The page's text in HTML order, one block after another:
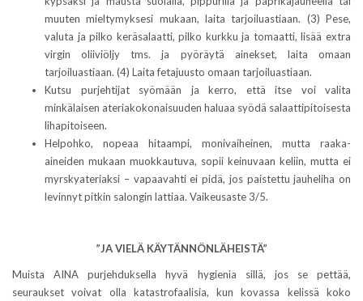
muuten mieltymyksesi mukaan, laita tarjoiluastiaan. (3) Pese,
valuta ja pilko keräsalaatti, pilko kurkku ja tomaatti, lisää extra
virgin oliiviöljy tms. ja pyöräytä ainekset, laita omaan
tarjoiluastiaan. (4) Laita fetajuusto omaan tarjoiluastiaan.
Kutsu purjehtijat syömään ja kerro, että itse voi valita
minkälaisen ateriakokonaisuuden haluaa syödä salaattipitoisesta
lihapitoiseen.
Helpohko, nopeaa hitaampi, monivaiheinen, mutta raaka-
aineiden mukaan muokkautuva, sopii keinuvaan keliin, mutta ei
myrskyateriaksi – vapaavahti ei pidä, jos paistettu jauheliha on
levinnyt pitkin salongin lattiaa. Vaikeusaste 3/5.
”JA VIELÄ KÄYTÄNNÖNLÄHEISTÄ”
Muista AINA purjehduksella hyvä hygienia sillä, jos se pettää,
seuraukset voivat olla katastrofaalisia, kun kovassa kelissä koko